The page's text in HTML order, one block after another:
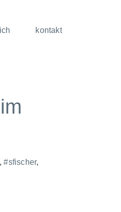
kontakt
,#sfischer,